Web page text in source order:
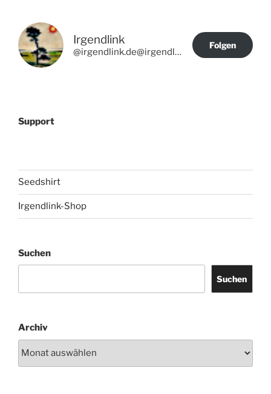
Irgendlink
@irgendlink.de@irgendlink.de
Folgen
Support
Seedshirt
Irgendlink-Shop
Suchen
Suchen
Archiv